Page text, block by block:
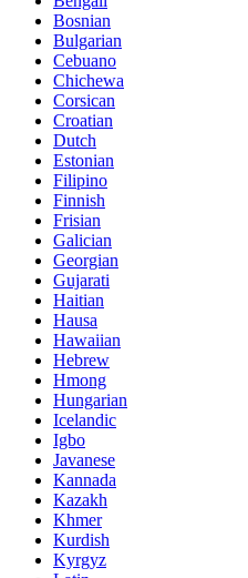
Bosnian
Bulgarian
Cebuano
Chichewa
Corsican
Croatian
Dutch
Estonian
Filipino
Finnish
Frisian
Galician
Georgian
Gujarati
Haitian
Hausa
Hawaiian
Hebrew
Hmong
Hungarian
Icelandic
Igbo
Javanese
Kannada
Kazakh
Khmer
Kurdish
Kyrgyz